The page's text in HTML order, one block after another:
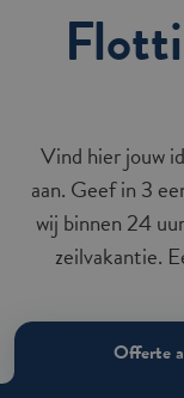
Vind hier jouw
aan. Geef in 3
wij binnen 24
zeilvakantie.
Offerte